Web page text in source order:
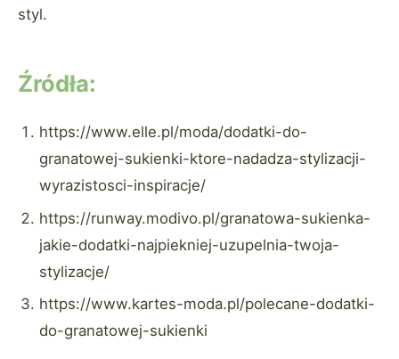
styl.
Źródła:
https://www.elle.pl/moda/dodatki-do-
granatowej-sukienki-ktore-nadadza-stylizacji-
wyrazistosci-inspiracje/
https://runway.modivo.pl/granatowa-sukienka-
jakie-dodatki-najpiekniej-uzupelnia-twoja-
stylizacje/
https://www.kartes-moda.pl/polecane-dodatki-
do-granatowej-sukienki